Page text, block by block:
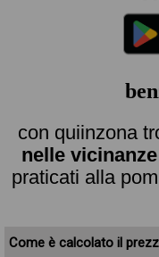
con quiinzona
nelle vicinanze
praticati alla
Come è calcolato il